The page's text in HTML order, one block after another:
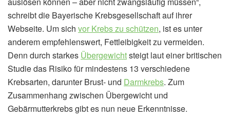
schreibt die Bayerische Krebsgesellschaft auf ihrer
Webseite. Um sich vor Krebs zu schützen, ist es unter
anderem empfehlenswert, Fettleibigkeit zu vermeiden.
Denn durch starkes Übergewichtsteigt laut einer britischen
Studie das Risiko für mindestens 13 verschiedene
Krebsarten, darunter Brust- und Darmkrebs. Zum
Zusammenhang zwischen Übergewicht und
Gebärmutterkrebs gibt es nun neue Erkenntnisse.